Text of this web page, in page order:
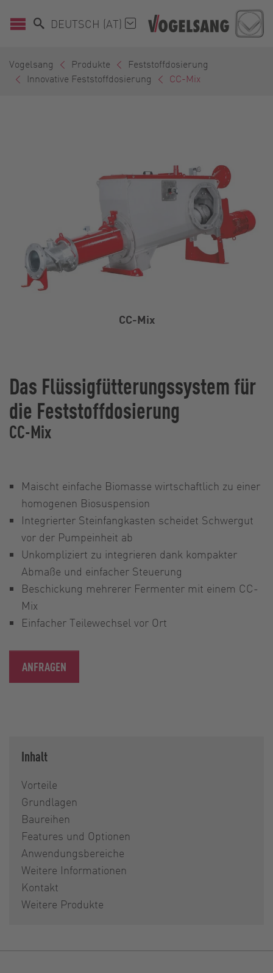
DEUTSCH (AT)
Vogelsang Produkte
Feststoffdosierung
Innovative Feststoffdosierung
CC-Mix
CC-Mix
Das Flüssigfütterungssystem für
die Feststoffdosierung
CC-Mix
Maischt einfache Biomasse wirtschaftlich zu einer
homogenen Biosuspension
Integrierter Steinfangkasten scheidet Schwergut
vor der Pumpeinheit ab
Unkompliziert zu integrieren dank kompakter
Abmaße und einfacher Steuerung
Beschickung mehrerer Fermenter mit einem CC-
Mix
Einfacher Teilewechsel vor Ort
ANFRAGEN
Inhalt
Vorteile
Grundlagen
Baureihen
Features und Optionen
Anwendungsbereiche
Weitere Informationen
Kontakt
Weitere Produkte